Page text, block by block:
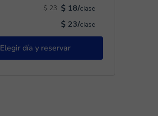
$ 18/clase
$ 23
$ 23/clase
Elegir día y reservar